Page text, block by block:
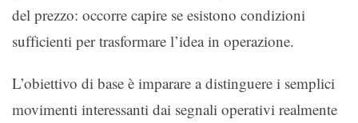
del prezzo: occorre capire se esistono condizioni
sufficienti per trasformare l’idea in operazione.
L’obiettivo di base è imparare a distinguere i semplici
movimenti interessanti dai segnali operativi realmente